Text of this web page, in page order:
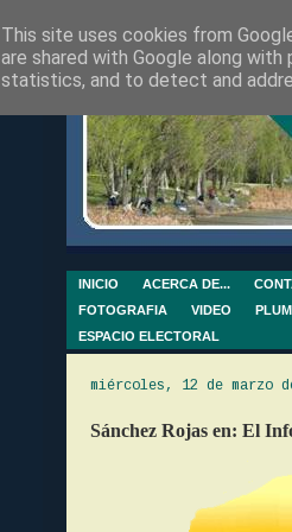
INICIO ACERCA DE...
FOTOGRAFIA
VIDEO
ESPACIO ELECTORAL
miércoles, 12 de marzo
Sánchez Rojas en: El
This site uses cookies from
are shared with Google along
statistics, and to detect and